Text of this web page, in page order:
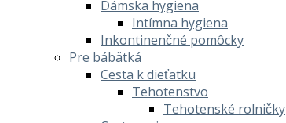
Dámska hygiena
Intímna hygiena
Inkontinenčné pomôcky
Pre bábätká
Cesta k dieťatku
Tehotenstvo
Tehotenské rolničky